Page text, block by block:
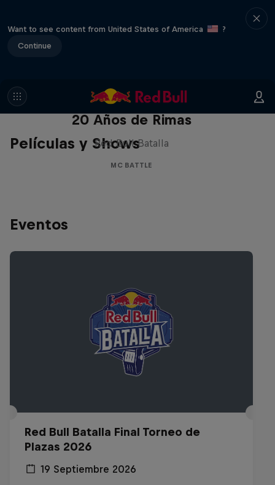
Want to see content from United States of America
?
Continue
Películas y Shows
Red Bull Batalla Nueva Historia:
20 Años de Rimas
Red Bull Batalla
MC BATTLE
Eventos
Red Bull Batalla Final Torneo de
Plazas 2026
19 Septiembre 2026